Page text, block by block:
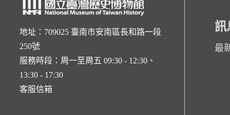
地址：709025 臺南市安南區長和路一段
250號
服務時段：周一至周五 09:30 - 12:30、
13:30 - 17:30
客服信箱
訊
最